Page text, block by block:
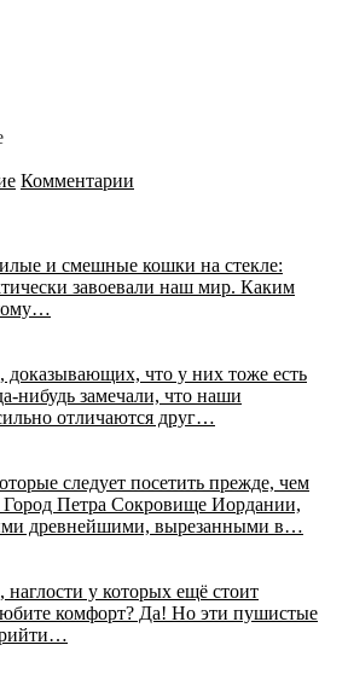
Комментарии
и смешные кошки на стекле:
завоевали наш мир. Каким
доказывающих, что у них тоже есть
нибудь замечали, что наши
отличаются друг…
следует посетить прежде, чем
Город Петра Сокровище Иордании,
древнейшими, вырезанными в…
наглости у которых ещё стоит
комфорт? Да! Но эти пушистые